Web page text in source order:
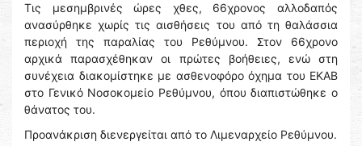
Τις μεσημβρινές ώρες χθες, 66χρονος αλλοδαπός
ανασύρθηκε χωρίς τις αισθήσεις του από τη θαλάσσια
περιοχή της παραλίας του Ρεθύμνου. Στον 66χρονο
αρχικά παρασχέθηκαν οι πρώτες βοήθειες, ενώ στη
συνέχεια διακομίστηκε με ασθενοφόρο όχημα του ΕΚΑΒ
στο Γενικό Νοσοκομείο Ρεθύμνου, όπου διαπιστώθηκε ο
θάνατος του.
Προανάκριση διενεργείται από το Λιμεναρχείο Ρεθύμνου.